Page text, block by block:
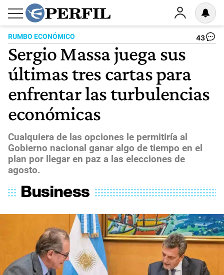
RUMBO ECONÓMICO 43
Sergio Massa juega sus
últimas tres cartas para
enfrentar las turbulencias
económicas
Cualquiera de las opciones le permitiría al
Gobierno nacional ganar algo de tiempo en el
plan por llegar en paz a las elecciones de
agosto.